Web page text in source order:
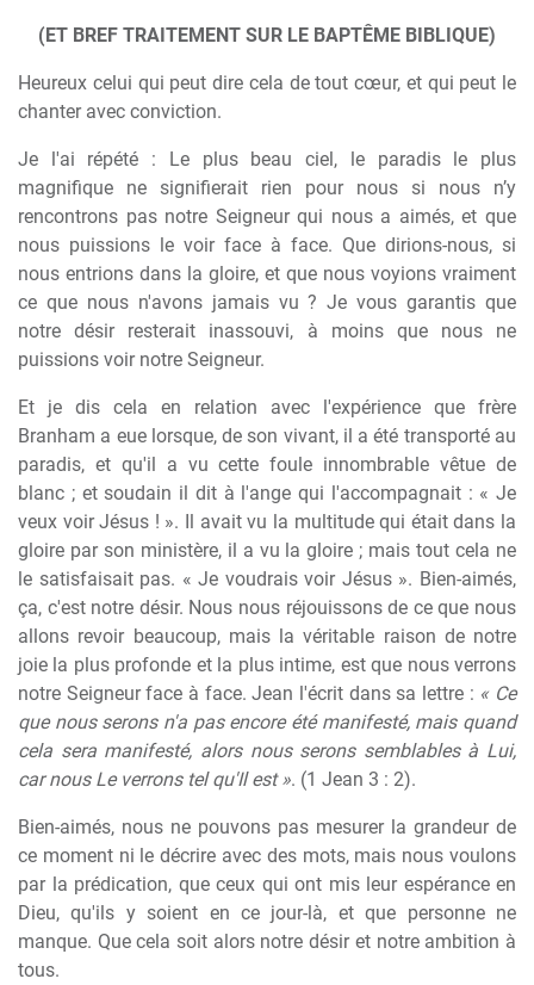
(ET BREF TRAITEMENT SUR LE BAPTÊME BIBLIQUE)
Heureux celui qui peut dire cela de tout cœur, et qui peut le
chanter avec conviction.
Je l'ai répété : Le plus beau ciel, le paradis le plus
magnifique ne signifierait rien pour nous si nous n’y
rencontrons pas notre Seigneur qui nous a aimés, et que
nous puissions le voir face à face. Que dirions-nous, si
nous entrions dans la gloire, et que nous voyions vraiment
ce que nous n'avons jamais vu ? Je vous garantis que
notre désir resterait inassouvi, à moins que nous ne
puissions voir notre Seigneur.
Et je dis cela en relation avec l'expérience que frère
Branham a eue lorsque, de son vivant, il a été transporté au
paradis, et qu'il a vu cette foule innombrable vêtue de
blanc ; et soudain il dit à l'ange qui l'accompagnait : « Je
veux voir Jésus ! ». Il avait vu la multitude qui était dans la
gloire par son ministère, il a vu la gloire ; mais tout cela ne
le satisfaisait pas. « Je voudrais voir Jésus ». Bien-aimés,
ça, c'est notre désir. Nous nous réjouissons de ce que nous
allons revoir beaucoup, mais la véritable raison de notre
joie la plus profonde et la plus intime, est que nous verrons
notre Seigneur face à face. Jean l'écrit dans sa lettre : « Ce
que nous serons n'a pas encore été manifesté, mais quand
cela sera manifesté, alors nous serons semblables à Lui,
car nous Le verrons tel qu'Il est ». (1 Jean 3 : 2).
Bien-aimés, nous ne pouvons pas mesurer la grandeur de
ce moment ni le décrire avec des mots, mais nous voulons
par la prédication, que ceux qui ont mis leur espérance en
Dieu, qu'ils y soient en ce jour-là, et que personne ne
manque. Que cela soit alors notre désir et notre ambition à
tous.